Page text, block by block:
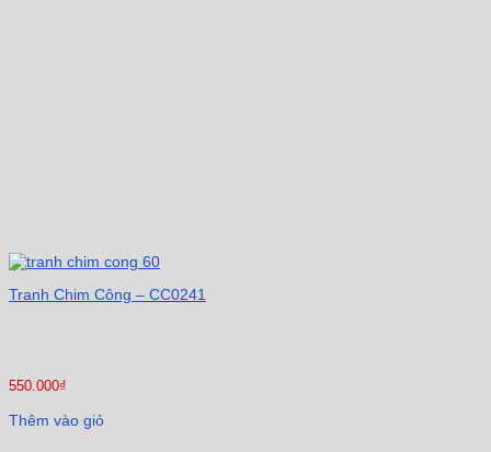
Tranh Chim Công – CC0241
550.000₫
Thêm vào giỏ